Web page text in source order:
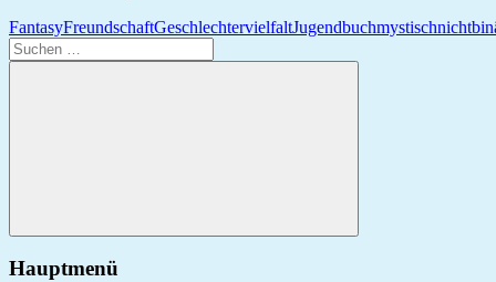
FantasyFreundschaftGeschlechtervielfaltJugendbuchmystisch
Suchen
nach:
Suchen
Hauptmenü